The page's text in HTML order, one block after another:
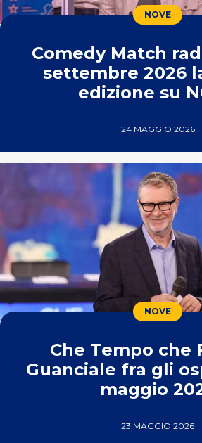
NOVE
Comedy Match
settembre 2026
edizione su
24 MAGGIO 2026
NOVE
Che Tempo che
Guanciale fra gli
maggio
23 MAGGIO 2026